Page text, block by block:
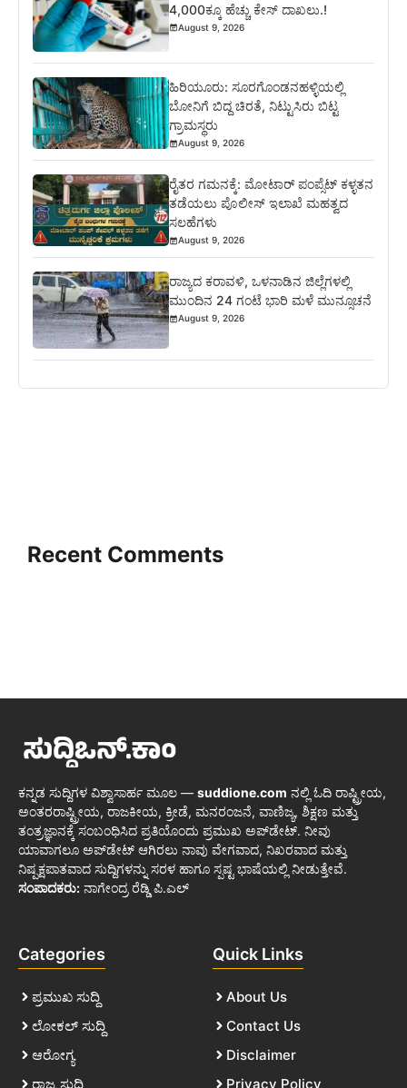
4,000ಕ್ಕೂ ಹೆಚ್ಚು ಕೇಸ್ ದಾಖಲು.!
August 9, 2026
ಹಿರಿಯೂರು: ಸೂರಗೊಂಡನಹಳ್ಳಿಯಲ್ಲಿ
ಬೋನಿಗೆ ಬಿದ್ದ ಚಿರತೆ, ನಿಟ್ಟುಸಿರು ಬಿಟ್ಟ
ಗ್ರಾಮಸ್ಥರು
August 9, 2026
ರೈತರ ಗಮನಕ್ಕೆ: ಮೋಟಾರ್ ಪಂಪ್ಸೆಟ್ ಕಳ್ಳತನ
ತಡೆಯಲು ಪೊಲೀಸ್ ಇಲಾಖೆ ಮಹತ್ವದ
ಸಲಹೆಗಳು
August 9, 2026
ರಾಜ್ಯದ ಕರಾವಳಿ, ಒಳನಾಡಿನ ಜಿಲ್ಲೆಗಳಲ್ಲಿ
ಮುಂದಿನ 24 ಗಂಟೆ ಭಾರಿ ಮಳೆ ಮುನ್ಸೂಚನೆ
August 9, 2026
Recent Comments
ಕನ್ನಡ ಸುದ್ದಿಗಳ ವಿಶ್ವಾಸಾರ್ಹ ಮೂಲ — suddione.com ನಲ್ಲಿ ಓದಿ ರಾಷ್ಟ್ರೀಯ,
ಅಂತರರಾಷ್ಟ್ರೀಯ, ರಾಜಕೀಯ, ಕ್ರೀಡೆ, ಮನರಂಜನೆ, ವಾಣಿಜ್ಯ, ಶಿಕ್ಷಣ ಮತ್ತು
ತಂತ್ರಜ್ಞಾನಕ್ಕೆ ಸಂಬಂಧಿಸಿದ ಪ್ರತಿಯೊಂದು ಪ್ರಮುಖ ಅಪ್‌ಡೇಟ್. ನೀವು
ಯಾವಾಗಲೂ ಅಪ್‌ಡೇಟ್ ಆಗಿರಲು ನಾವು ವೇಗವಾದ, ನಿಖರವಾದ ಮತ್ತು
ನಿಷ್ಪಕ್ಷಪಾತವಾದ ಸುದ್ದಿಗಳನ್ನು ಸರಳ ಹಾಗೂ ಸ್ಪಷ್ಟ ಭಾಷೆಯಲ್ಲಿ ನೀಡುತ್ತೇವೆ.
ಸಂಪಾದಕರು: ನಾಗೇಂದ್ರ ರೆಡ್ಡಿ ಪಿ.ಎಲ್
Categories
ಪ್ರಮುಖ ಸುದ್ದಿ
ಲೋಕಲ್ ಸುದ್ದಿ
ಆರೋಗ್ಯ
ರಾಜ್ಯ ಸುದ್ದಿ
Quick Links
About Us
Contact Us
Disclaimer
Privacy Policy